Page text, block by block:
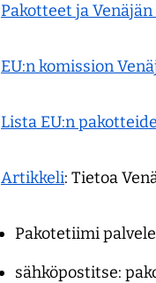
Pakotteet ja
EU:n komission
Lista EU:n
Artikkeli: Tietoa
Pakotetiimi
sähköpostitse: